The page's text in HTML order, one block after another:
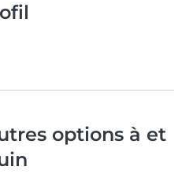
options à et